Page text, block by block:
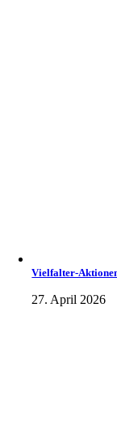
Vielfalter-
27. April 2026